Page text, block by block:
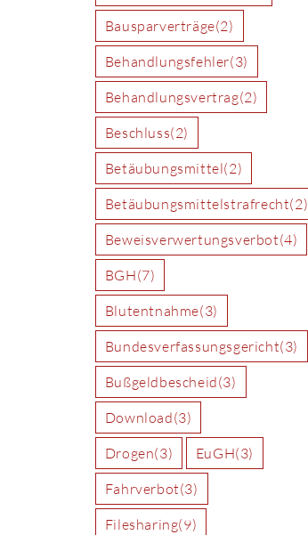
Bausparverträge(2)
Behandlungsfehler(3)
Behandlungsvertrag(2)
Beschluss(2)
Betäubungsmittel(2)
Betäubungsmittelstrafrecht(2)
Beweisverwertungsverbot(4)
BGH(7)
Blutentnahme(3)
Bundesverfassungsgericht(3)
Bußgeldbescheid(3)
Download(3)
Drogen(3) EuGH(3)
Fahrverbot(3)
Filesharing(9)